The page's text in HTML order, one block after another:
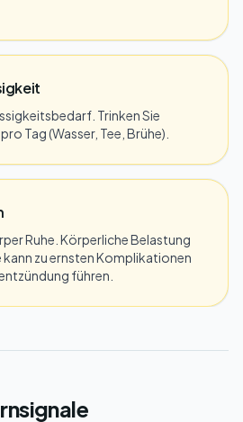
Trinken Sie
Tag (Wasser, Tee, Brühe).
Ruhe. Körperliche Belastung
zu ernsten Komplikationen
führen.